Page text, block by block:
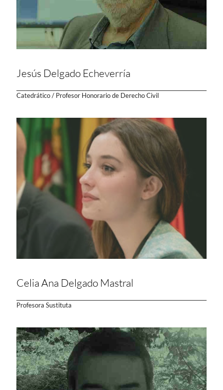
Jesús Delgado Echeverría
Catedrático / Profesor Honorario de Derecho Civil
Celia Ana Delgado Mastral
Profesora Sustituta